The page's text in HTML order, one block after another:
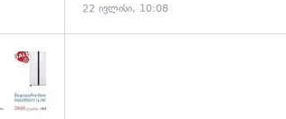
22 ივლისი, 10:08